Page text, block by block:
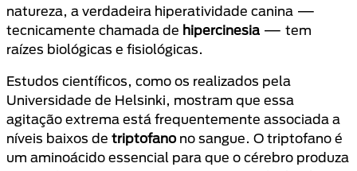
natureza, a verdadeira hiperatividade canina —
tecnicamente chamada de hipercinesia — tem
raízes biológicas e fisiológicas.
Estudos científicos, como os realizados pela
Universidade de Helsinki, mostram que essa
agitação extrema está frequentemente associada a
níveis baixos de triptofanono sangue. O triptofano é
um aminoácido essencial para que o cérebro produza